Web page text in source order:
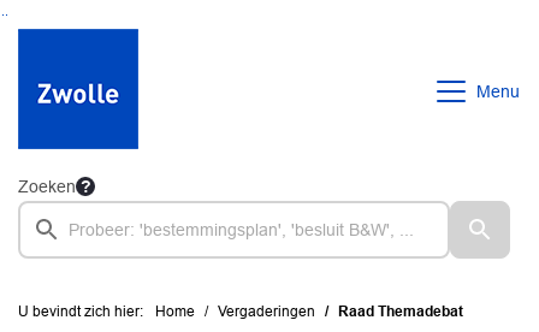
Ga naar de inhoud van deze pagina
Ga naar het zoeken
Ga naar het menu
Menu
Zoeken
U bevindt zich hier: Home Vergaderingen Raad Themadebat